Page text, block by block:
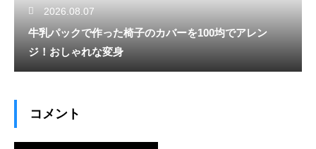
2026.08.07
牛乳パックで作った椅子のカバーを100均でアレン
ジ！おしゃれな変身
コメント